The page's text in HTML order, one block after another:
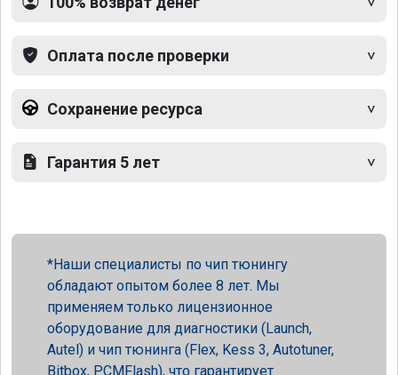
Оплата после проверки
Сохранение ресурса
Гарантия 5 лет
Наши специалисты по чип тюнингу
обладают опытом более 8 лет. Мы
применяем только лицензионное
оборудование для диагностики (Launch,
Autel) и чип тюнинга (Flex, Kess 3, Autotuner,
Bitbox, PCMFlash), что гарантирует